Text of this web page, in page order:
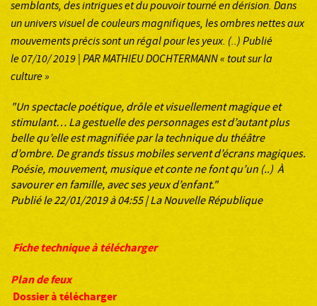
semblants, des intrigues et du pouvoir tourné en dérision. Dans
un univers visuel de couleurs magnifiques, les ombres nettes aux
mouvements précis sont un régal pour les yeux. (..)Publié
le 07/10/ 2019 | PAR MATHIEU DOCHTERMANN « tout sur la
culture »
"Un spectacle poétique, drôle et visuellement magique et
stimulant… La gestuelle des personnages est d’autant plus
belle qu’elle est magnifiée par la technique du théâtre
d’ombre. De grands tissus mobiles servent d’écrans magiques.
Poésie, mouvement, musique et conte ne font qu’un (..) À
savourer en famille, avec ses yeux d’enfant."
Publié le 22/01/2019 à 04:55 | La Nouvelle République
Fiche technique à télécharger
Plan de feux
Dossier à télécharger